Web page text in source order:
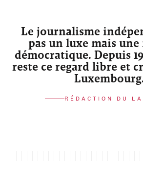
Le journalisme
pas un luxe mais une
démocratique. Depuis
reste ce regard libre et
RÉDACTION DU